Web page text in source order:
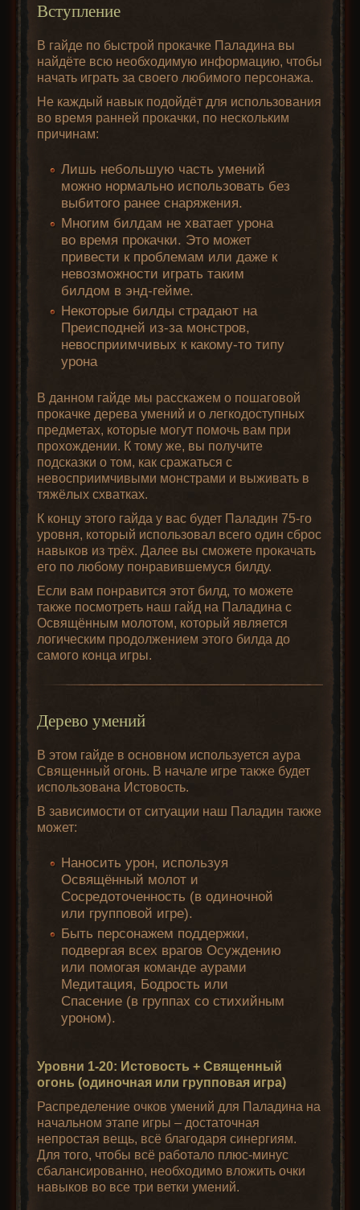
Вступление
В гайде по быстрой прокачке Паладина вы
найдёте всю необходимую информацию, чтобы
начать играть за своего любимого персонажа.
Не каждый навык подойдёт для использования
во время ранней прокачки, по нескольким
причинам:
Лишь небольшую часть умений
можно нормально использовать без
выбитого ранее снаряжения.
Многим билдам не хватает урона
во время прокачки. Это может
привести к проблемам или даже к
невозможности играть таким
билдом в энд-гейме.
Некоторые билды страдают на
Преисподней из-за монстров,
невосприимчивых к какому-то типу
урона
В данном гайде мы расскажем о пошаговой
прокачке дерева умений и о легкодоступных
предметах, которые могут помочь вам при
прохождении. К тому же, вы получите
подсказки о том, как сражаться с
невосприимчивыми монстрами и выживать в
тяжёлых схватках.
К концу этого гайда у вас будет Паладин 75-го
уровня, который использовал всего один сброс
навыков из трёх. Далее вы сможете прокачать
его по любому понравившемуся билду.
Если вам понравится этот билд, то можете
также посмотреть наш гайд на Паладина с
Освящённым молотом, который является
логическим продолжением этого билда до
самого конца игры.
Дерево умений
В этом гайде в основном используется аура
Священный огонь. В начале игре также будет
использована Истовость.
В зависимости от ситуации наш Паладин также
может:
Наносить урон, используя
Освящённый молот и
Сосредоточенность (в одиночной
или групповой игре).
Быть персонажем поддержки,
подвергая всех врагов Осуждению
или помогая команде аурами
Медитация, Бодрость или
Спасение (в группах со стихийным
уроном).
Уровни 1-20: Истовость + Священный
огонь (одиночная или групповая игра)
Распределение очков умений для Паладина на
начальном этапе игры – достаточная
непростая вещь, всё благодаря синергиям.
Для того, чтобы всё работало плюс-минус
сбалансированно, необходимо вложить очки
навыков во все три ветки умений.